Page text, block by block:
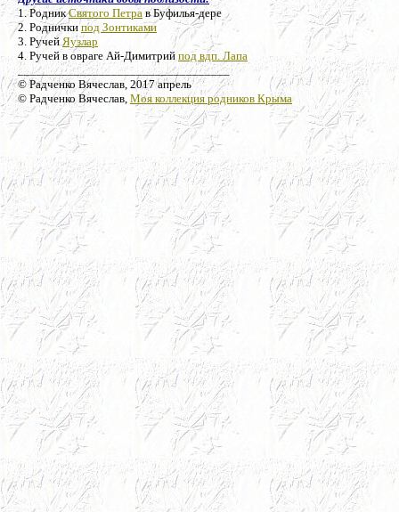
1. РодникСвятого Петра в Буфилья-дере
2. Родничкипод Зонтиками
3. РучейЯузлар
4. Ручей в овраге Ай-Димитрий под вдп. Лапа
__________________________________
© Радченко Вячеслав, 2017 апрель
© Радченко Вячеслав, Моя коллекция родников Крыма